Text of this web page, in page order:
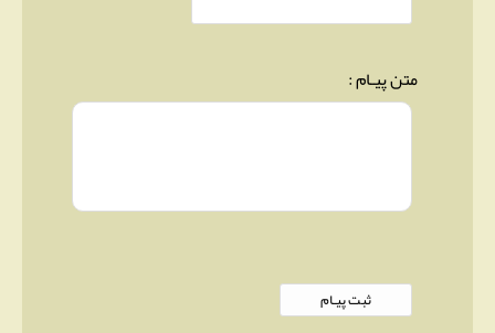
متن پیـام :